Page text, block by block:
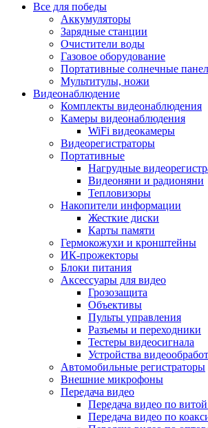
Все для победы
Аккумуляторы
Зарядные станции
Очистители воды
Газовое оборудование
Портативные солнечные
Мультитулы, ножи
Видеонаблюдение
Комплекты видеонаблюдения
Камеры видеонаблюдения
WiFi видеокамеры
Видеорегистраторы
Портативные
Нагрудные
Видеоняни и радионяни
Тепловизоры
Накопители информации
Жесткие диски
Карты памяти
Гермокожухи и кронштейны
ИК-прожекторы
Блоки питания
Аксессуары для видео
Грозозащита
Объективы
Пульты управления
Разъемы и переходники
Тестеры видеосигнала
Устройства
Автомобильные регистраторы
Внешние микрофоны
Передача видео
Передача видео по
Передача видео по